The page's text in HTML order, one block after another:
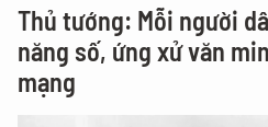
Thủ tướng: Mỗi người
năng số, ứng xử văn
mạng